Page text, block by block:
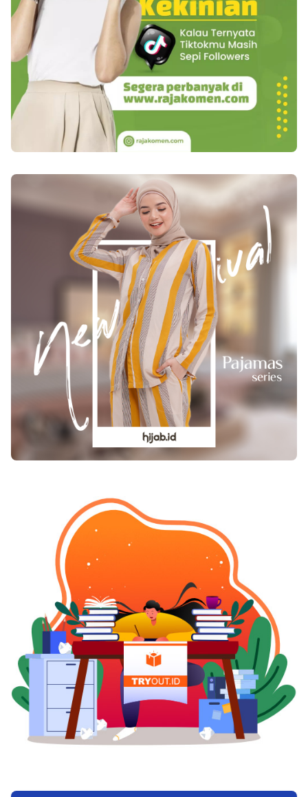
ataupun Pola Makan yang SeimbangÂ Konsumsi
makanan yang sehat serta teratur ialah yang paling
penting sepanjang di saat memiliki kandungan.
Anda mesti konsumsi cukup makanan untuk badan
Anda serta pula tumbuh kembang janin Anda.
Makanan yang memiliki nutrisi yang sesuai akan
keperluan badan Anda pun bakal menolong Anda
menjauhi kelelahan terlalu berlebih sepanjang
kehamilan Anda. Berkonsultasilah dengan dokter
sehat di saat kehamilan.Â Â Baca juga
:Â Penyebab Bau Kaki dan Cara Mengatasinya Saat
Tidur yang CukupÂ Tidur yang terganggu ialah
pengalaman yang umum dihadapi wanita hamil. Hal
semacam ini umumnya dikarenakan oleh pergantian
hormon badan sepanjang kehamilan. Di aspek lain,
memelihara saat tidur yang ideal amat utama untuk
memaksimalkan keadaan badan Anda sepanjang
hamil. Bila Anda terasa badan Anda tak memperoleh
tidur yang cukup pada malam hari, coba untuk tidur
siang kapanpun sangat mungkin, untuk menukar
tidur malam Anda yang hilang.Â Gerak BadanÂ
Melaksanakan berbagai gerak badan sepanjang
kehamilan malah dapat menolong menangani
keadaan badan Anda yang kelelahan. Lakukan
berolahraga atau mungkin gerak badan ringan
sepanjang hamil malah bakal menangani letih serta
capek Anda. Teratur melaksanakan senam spesial
dianjurkan untuk ibu hamil.Â Badan yang letih serta
capek sepanjang hamil ialah hal yang amat normal
dihadapi oleh ibu hamil. Namun, ada pula berbagai
keadaan medis yang lain, yang satu diantara
gejalanya ialah kelelahan. Oleh karenanya,
yakinkan terlebih dulu bahwasanya kelelahan
berlebihan yang Anda alami terkait dengan keadaan
badan Anda yang hamil, bukannya dikarenakan oleh
sebab medis yang lain.